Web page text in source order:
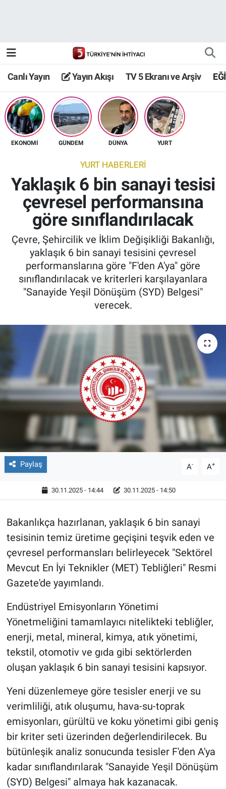
Canlı Yayın Yayın Akışı TV 5 Ekranı ve Arşiv
EKONOMİ GÜNDEM DÜNYA YURT
YURT HABERLERİ
Yaklaşık 6 bin sanayi tesisi
çevresel performansına
göre sınıflandırılacak
Çevre, Şehircilik ve İklim Değişikliği Bakanlığı,
yaklaşık 6 bin sanayi tesisini çevresel
performanslarına göre "F'den A'ya" göre
sınıflandırılacak ve kriterleri karşılayanlara
"Sanayide Yeşil Dönüşüm (SYD) Belgesi"
verecek.
Paylaş A- A+
30.11.2025 - 14:44 30.11.2025 - 14:50
Bakanlıkça hazırlanan, yaklaşık 6 bin sanayi
tesisinin temiz üretime geçişini teşvik eden ve
çevresel performansları belirleyecek "Sektörel
Mevcut En İyi Teknikler (MET) Tebliğleri" Resmi
Gazete'de yayımlandı.
Endüstriyel Emisyonların Yönetimi
Yönetmeliğini tamamlayıcı nitelikteki tebliğler,
enerji, metal, mineral, kimya, atık yönetimi,
tekstil, otomotiv ve gıda gibi sektörlerden
oluşan yaklaşık 6 bin sanayi tesisini kapsıyor.
Yeni düzenlemeye göre tesisler enerji ve su
verimliliği, atık oluşumu, hava-su-toprak
emisyonları, gürültü ve koku yönetimi gibi geniş
bir kriter seti üzerinden değerlendirilecek. Bu
bütünleşik analiz sonucunda tesisler F'den A'ya
kadar sınıflandırılarak "Sanayide Yeşil Dönüşüm
(SYD) Belgesi" almaya hak kazanacak.
TV 5 Ekranı ve Arşiv